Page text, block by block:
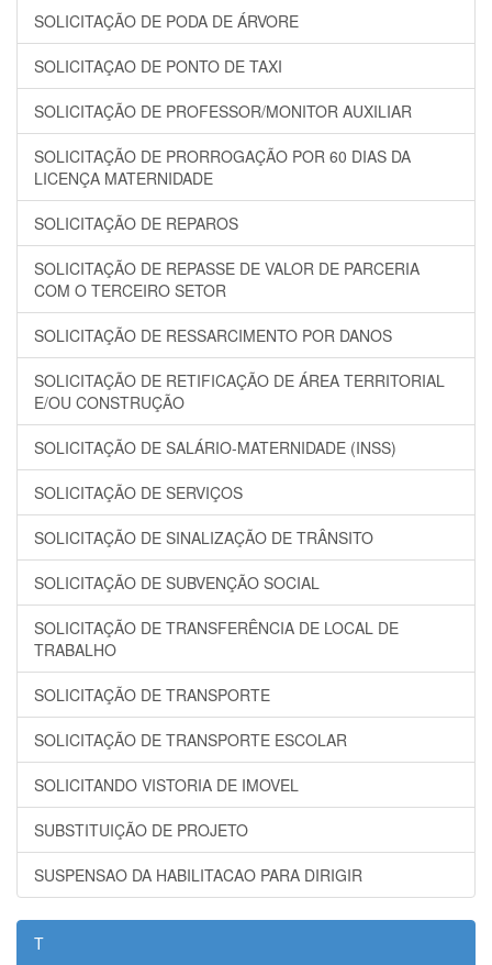
SOLICITAÇÃO DE PODA DE ÁRVORE
SOLICITAÇAO DE PONTO DE TAXI
SOLICITAÇÃO DE PROFESSOR/MONITOR AUXILIAR
SOLICITAÇÃO DE PRORROGAÇÃO POR 60 DIAS DA
LICENÇA MATERNIDADE
SOLICITAÇÃO DE REPAROS
SOLICITAÇÃO DE REPASSE DE VALOR DE PARCERIA
COM O TERCEIRO SETOR
SOLICITAÇÃO DE RESSARCIMENTO POR DANOS
SOLICITAÇÃO DE RETIFICAÇÃO DE ÁREA TERRITORIAL
E/OU CONSTRUÇÃO
SOLICITAÇÃO DE SALÁRIO-MATERNIDADE (INSS)
SOLICITAÇÃO DE SERVIÇOS
SOLICITAÇÃO DE SINALIZAÇÃO DE TRÂNSITO
SOLICITAÇÃO DE SUBVENÇÃO SOCIAL
SOLICITAÇÃO DE TRANSFERÊNCIA DE LOCAL DE
TRABALHO
SOLICITAÇÃO DE TRANSPORTE
SOLICITAÇÃO DE TRANSPORTE ESCOLAR
SOLICITANDO VISTORIA DE IMOVEL
SUBSTITUIÇÃO DE PROJETO
SUSPENSAO DA HABILITACAO PARA DIRIGIR
T